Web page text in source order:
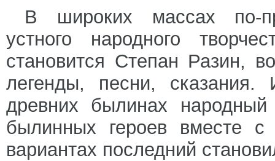
В широких массах по-
устного народного
становится Степан Разин,
легенды, песни, сказания.
древних былинах
былинных героев вместе
вариантах последний